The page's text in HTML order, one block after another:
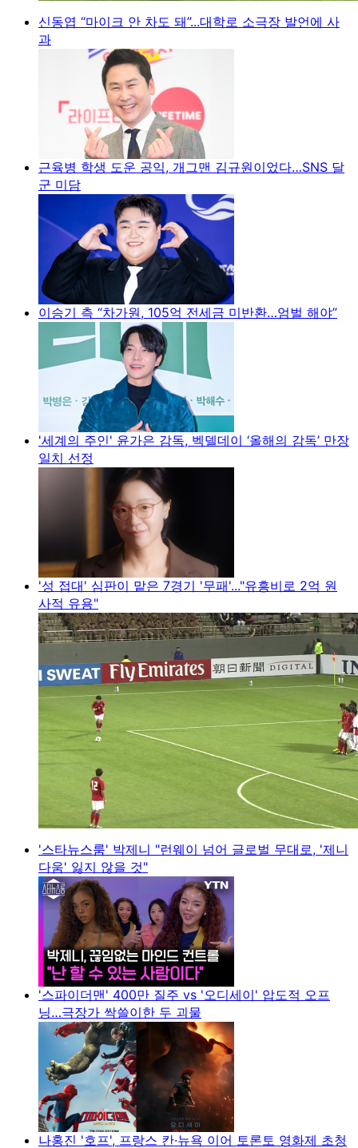
신동엽 “마이크 안 차도 돼”...대학로 소극장 발언에 사
과
근육병 학생 도운 공익, 개그맨 김규원이었다…SNS 달
군 미담
이승기 측 “차가원, 105억 전세금 미반환…엄벌 해야”
'세계의 주인' 윤가은 감독, 벡델데이 ‘올해의 감독’ 만장
일치 선정
'성 접대' 심판이 맡은 7경기 '무패'..."유흥비로 2억 원
사적 유용"
'스타뉴스룸' 박제니 "런웨이 넘어 글로벌 무대로, '제니
다움' 잃지 않을 것"
'스파이더맨' 400만 질주 vs '오디세이' 압도적 오프
닝…극장가 싹쓸이한 두 괴물
나홍진 '호프', 프랑스 칸·뉴욕 이어 토론토 영화제 초청